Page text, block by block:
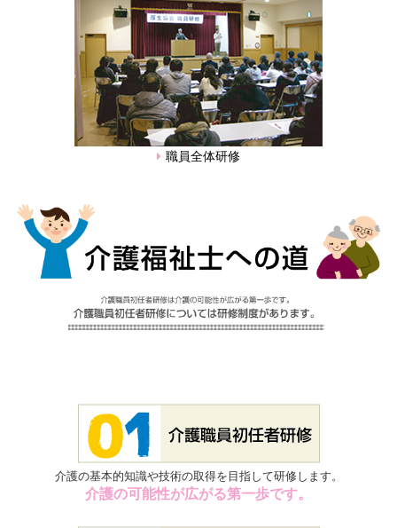
リンク
お知らせ一覧
求人情報
やすらぎ荘ブログ
屈足わかふじ園日記
メニューを閉じる
職員全体研修
介護の基本的知識や技術の取得を目指して研修します。
介護の可能性が広がる第一歩です。